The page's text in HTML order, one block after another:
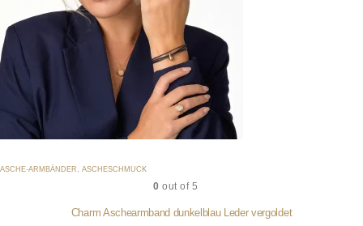
ASCHE-ARMBÄNDER ASCHESCHMUCK
0 out of 5
Charm Aschearmband dunkelblau Leder vergoldet